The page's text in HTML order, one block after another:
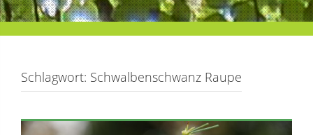
Schlagwort: Schwalbenschwanz Raupe